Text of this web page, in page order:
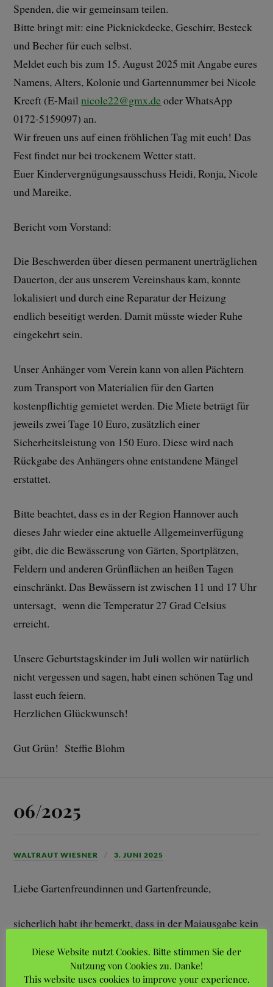
Spenden, die wir gemeinsam teilen.
Bitte bringt mit: eine Picknickdecke, Geschirr, Besteck
und Becher für euch selbst.
Meldet euch bis zum 15. August 2025 mit Angabe eures
Namens, Alters, Kolonie und Gartennummer bei Nicole
Kreeft (E-Mailnicole22@gmx.deoder WhatsApp
0172-5159097) an.
Wir freuen uns auf einen fröhlichen Tag mit euch! Das
Fest findet nur bei trockenem Wetter statt.
Euer Kindervergnügungsausschuss Heidi, Ronja, Nicole
und Mareike.
Bericht vom Vorstand:
Die Beschwerden über diesen permanent unerträglichen
Dauerton, der aus unserem Vereinshaus kam, konnte
lokalisiert und durch eine Reparatur der Heizung
endlich beseitigt werden. Damit müsste wieder Ruhe
eingekehrt sein.
Unser Anhänger vom Verein kann von allen Pächtern
zum Transport von Materialien für den Garten
kostenpflichtig gemietet werden. Die Miete beträgt für
jeweils zwei Tage 10 Euro, zusätzlich einer
Sicherheitsleistung von 150 Euro. Diese wird nach
Rückgabe des Anhängers ohne entstandene Mängel
erstattet.
Bitte beachtet, dass es in der Region Hannover auch
dieses Jahr wieder eine aktuelle Allgemeinverfügung
gibt, die die Bewässerung von Gärten, Sportplätzen,
Feldern und anderen Grünflächen an heißen Tagen
einschränkt. Das Bewässern ist zwischen 11 und 17 Uhr
untersagt, wenn die Temperatur 27 Grad Celsius
erreicht.
Unsere Geburtstagskinder im Juli wollen wir natürlich
nicht vergessen und sagen, habt einen schönen Tag und
lasst euch feiern.
Herzlichen Glückwunsch!
Gut Grün! Steffie Blohm
06/2025
WALTRAUT WIESNER 3. JUNI 2025
Liebe Gartenfreundinnen und Gartenfreunde,
sicherlich habt ihr bemerkt, dass in der Maiausgabe kein
berichten und wir konnten uns auf andere wichtige
Aufgaben konzentrieren.
Diese Website nutzt Cookies. Bitte stimmen Sie der
Nutzung von Cookies zu. Danke!
This website uses cookies to improve your experience.